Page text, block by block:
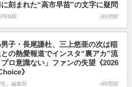
刻まれた“高市早苗”の文字に疑問
3時間前
子・長尾謙杜、三上悠亜の次は稲
の熱愛報道でインスタ“裏アカ”流
ロ意識ない」ファンの失望《2026
》
性』編集部 4時間前